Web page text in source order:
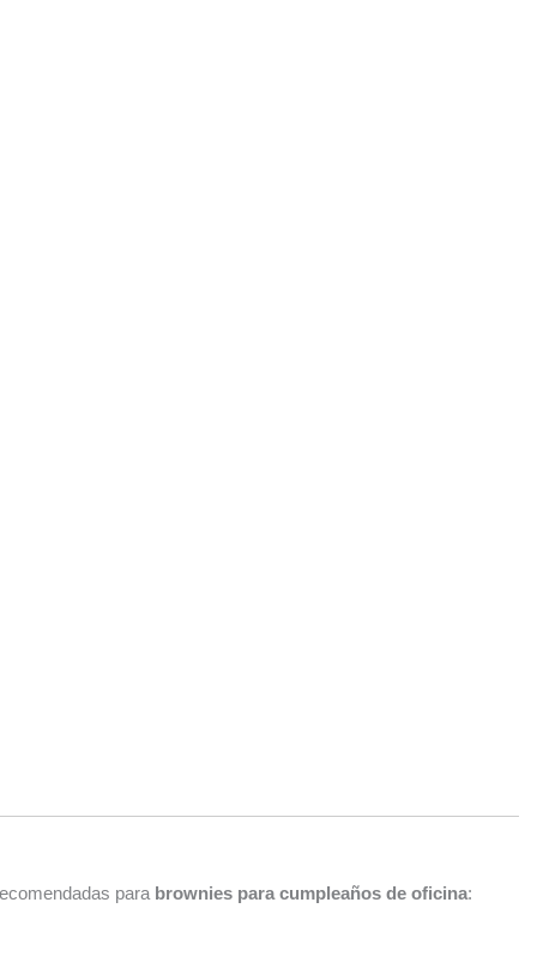
para brownies para cumpleaños de oficina: